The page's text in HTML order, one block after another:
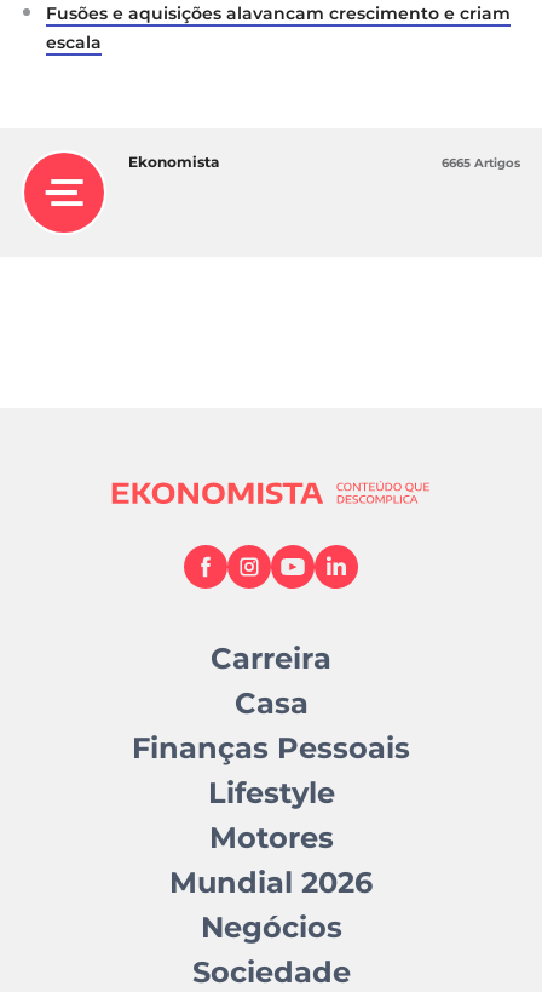
Fusões e aquisições alavancam crescimento e criam
escala
Ekonomista 6665 Artigos
Carreira
Casa
Finanças Pessoais
Lifestyle
Motores
Mundial 2026
Negócios
Sociedade